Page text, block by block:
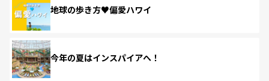
地球の歩き方♥偏愛ハワイ
今年の夏はインスパイアへ！